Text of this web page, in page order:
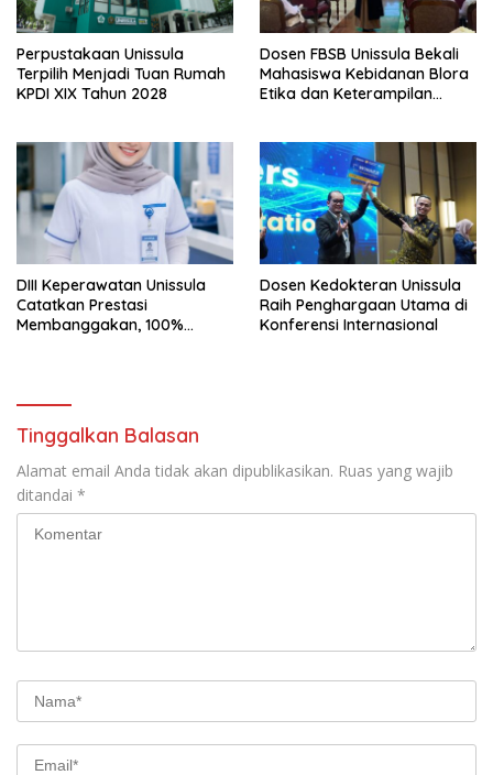
Perpustakaan Unissula
Terpilih Menjadi Tuan Rumah
KPDI XIX Tahun 2028
Dosen FBSB Unissula Bekali
Mahasiswa Kebidanan Blora
Etika dan Keterampilan
DIII Keperawatan Unissula
Catatkan Prestasi
Membanggakan, 100%
Dosen Kedokteran Unissula
Raih Penghargaan Utama di
Konferensi Internasional
Tinggalkan Balasan
Alamat email Anda tidak akan dipublikasikan. Ruas yang wajib
ditandai *